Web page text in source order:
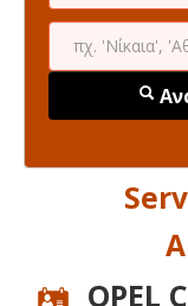
OPEL